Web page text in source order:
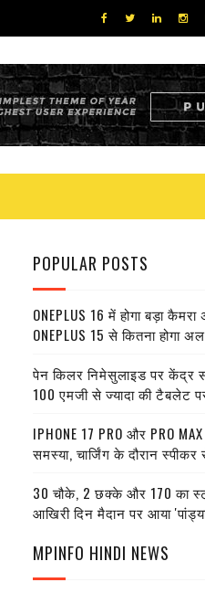
POPULAR POSTS
ONEPLUS 16 में होगा बड़ा
ONEPLUS 15 से कितना होगा
पेन किलर निमेसुलाइड पर केंद्र
100 एमजी से ज्यादा की टैबलेट
IPHONE 17 PRO और PRO
समस्या, चार्जिंग के दौरान
30 चौके, 2 छक्के और 170 का
आखिरी दिन मैदान पर आया
MPINFO HINDI NEWS